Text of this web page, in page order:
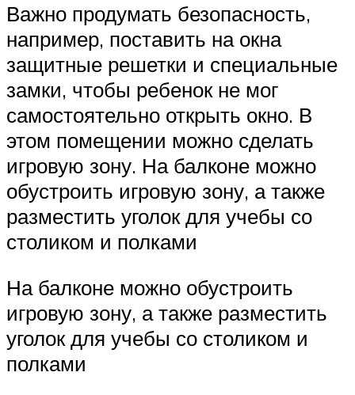
Важно продумать безопасность,
например, поставить на окна
защитные решетки и специальные
замки, чтобы ребенок не мог
самостоятельно открыть окно. В
этом помещении можно сделать
игровую зону. На балконе можно
обустроить игровую зону, а также
разместить уголок для учебы со
столиком и полками
На балконе можно обустроить
игровую зону, а также разместить
уголок для учебы со столиком и
полками